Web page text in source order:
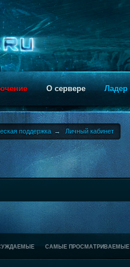
О сервере Ладер
поддержка → Личный кабинет
САМЫЕ ПРОСМАТРИВАЕМЫЕ